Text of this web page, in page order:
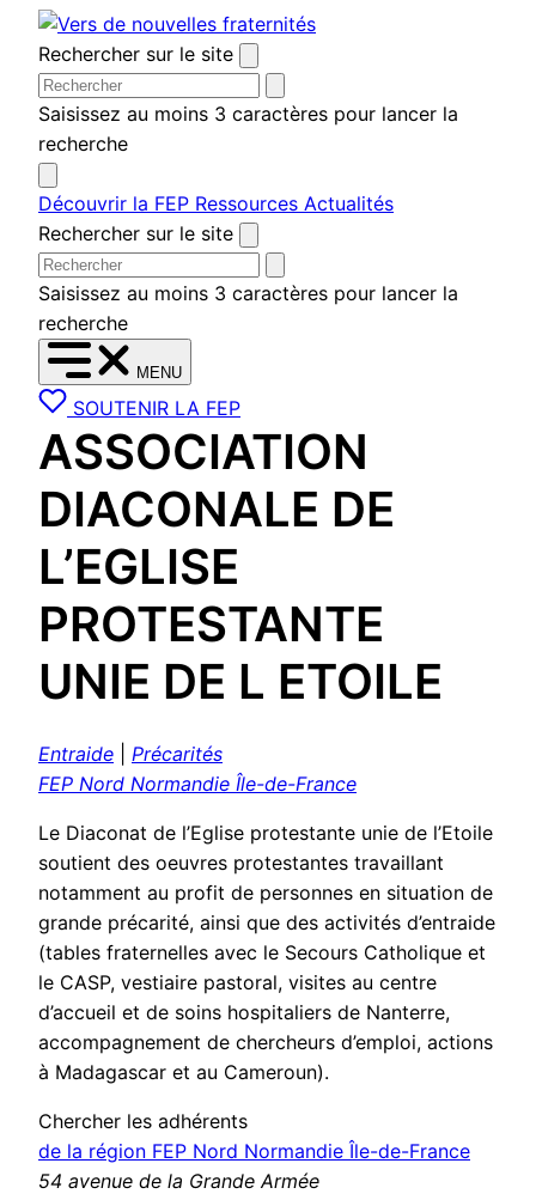
Aller
au
contenu
Rechercher sur le site
Saisissez au moins 3 caractères pour lancer la
recherche
Découvrir la FEP Ressources Actualités
Rechercher sur le site
Saisissez au moins 3 caractères pour lancer la
recherche
MENU
SOUTENIR LA FEP
ASSOCIATION
DIACONALE DE
L’EGLISE
PROTESTANTE
UNIE DE L ETOILE
Entraide
Précarités
FEP Nord Normandie Île-de-France
Le Diaconat de l’Eglise protestante unie de l’Etoile
soutient des oeuvres protestantes travaillant
notamment au profit de personnes en situation de
grande précarité, ainsi que des activités d’entraide
(tables fraternelles avec le Secours Catholique et
le CASP, vestiaire pastoral, visites au centre
d’accueil et de soins hospitaliers de Nanterre,
accompagnement de chercheurs d’emploi, actions
à Madagascar et au Cameroun).
Chercher les adhérents
de la région FEP Nord Normandie Île-de-France
54 avenue de la Grande Armée